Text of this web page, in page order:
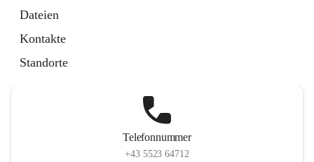
Dateien
Kontakte
Standorte
Telefonnummer
+43 5523 64712